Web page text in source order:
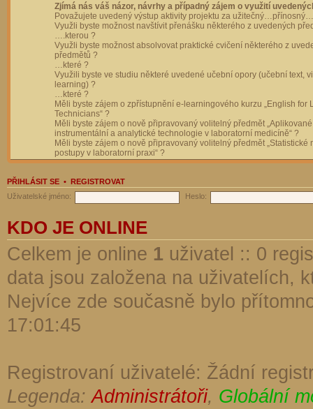
Zjímá nás váš názor, návrhy a případný zájem o využití
Považujete uvedený výstup aktivity projektu za
Využli byste možnost navštívit přenášku některého z uvedených
….kterou ?
Využli byste možnost absolvovat praktické cvičení některého z
předmětů ?
…které ?
Využili byste ve studiu některé uvedené učební opory (učební text,
learning) ?
…které ?
Měli byste zájem o zpřístupnění e-learningového kurzu „English for
Technicians“ ?
Měli byste zájem o nově připravovaný volitelný předmět „Aplikované
instrumentální a analytické technologie v laboratorní medicíně“ ?
Měli byste zájem o nově připravovaný volitelný předmět „Statistické
postupy v laboratorní praxi“ ?
PŘIHLÁSIT SE • REGISTROVAT
Uživatelské jméno:
Heslo:
KDO JE ONLINE
Celkem je online 1 uživatel :: 0
data jsou založena na uživatelích,
Nejvíce zde současně bylo
17:01:45
Registrovaní uživatelé: Žádní
Legenda:Administrátoři, Globální